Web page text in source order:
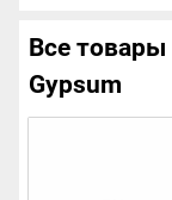
Все
Gypsum